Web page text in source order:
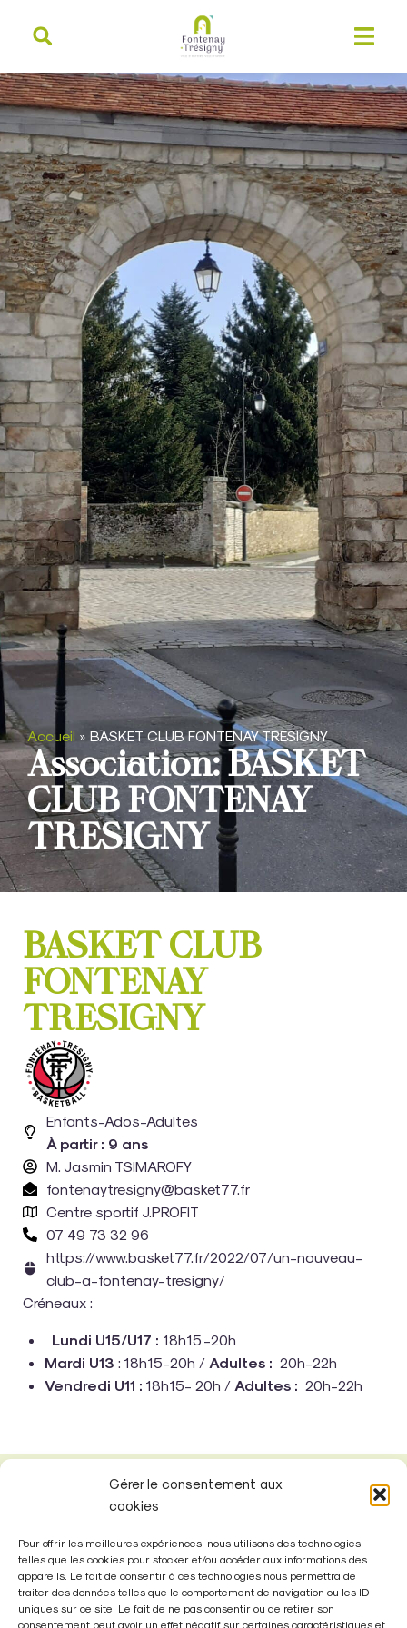
Gérer le consentement aux
cookies
Pour offrir les meilleures expériences, nous utilisons des technologies
telles que les cookies pour stocker et/ou accéder aux informations des
appareils. Le fait de consentir à ces technologies nous permettra de
traiter des données telles que le comportement de navigation ou les ID
uniques sur ce site. Le fait de ne pas consentir ou de retirer son
consentement peut avoir un effet négatif sur certaines caractéristiques et
principal
Accueil » BASKET CLUB FONTENAY TRESIGNY
Association: BASKET
CLUB FONTENAY
TRESIGNY
BASKET CLUB
FONTENAY
TRESIGNY
Enfants-Ados-Adultes
À partir : 9 ans
M. Jasmin TSIMAROFY
fontenaytresigny@basket77.fr
Centre sportif J.PROFIT
07 49 73 32 96
https://www.basket77.fr/2022/07/un-nouveau-
club-a-fontenay-tresigny/
Créneaux :
Lundi U15/U17 : 18h15 -20h
Mardi U13 : 18h15-20h / Adultes : 20h-22h
Vendredi U11 : 18h15- 20h / Adultes : 20h-22h